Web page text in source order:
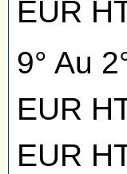
EUR
9° Au
EUR
EUR